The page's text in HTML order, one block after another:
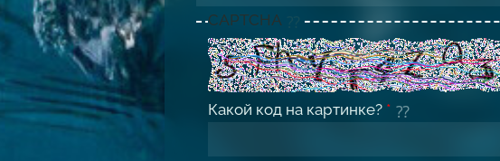
CAPTCHA
Какой код на картинке? *